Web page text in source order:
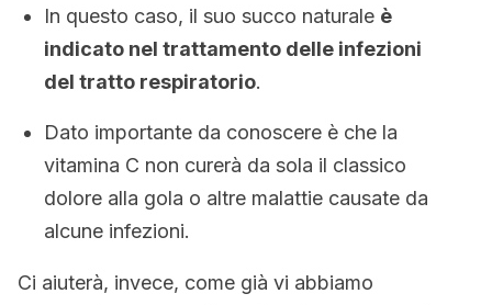
In questo caso, il suo succo naturale è
indicato nel trattamento delle infezioni
del tratto respiratorio.
Dato importante da conoscere è che la
vitamina C non curerà da sola il classico
dolore alla gola o altre malattie causate da
alcune infezioni.
Ci aiuterà, invece, come già vi abbiamo